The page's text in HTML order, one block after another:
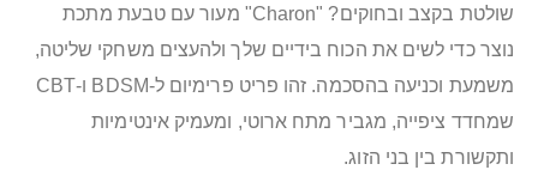
שולטת בקצב ובחוקים? "Charon" מעור עם טבעת מתכת
נוצר כדי לשים את הכוח בידיים שלך ולהעצים משחקי שליטה,
משמעת וכניעה בהסכמה. זהו פריט פרימיום ל-BDSM ו-CBT
שמחדד ציפייה, מגביר מתח ארוטי, ומעמיק אינטימיות
ותקשורת בין בני הזוג.